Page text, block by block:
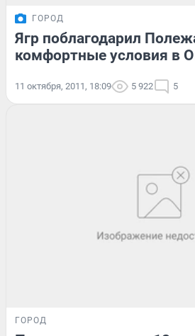
ГОРОД
Ягр поблагодарил
комфортные условия в
11 октября, 2011, 18:09 5 922 5
ГОРОД